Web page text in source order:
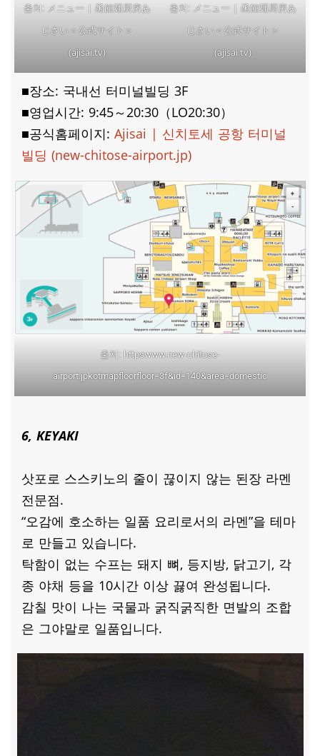
출처: メニュー | 函館麺厨房あ
じさい＜公式サイト＞
(ajisai.tv)
출처: メニュー | 函館麺厨房あ
じさい＜公式サイト＞
(ajisai.tv)
■장소: 국내선 터미널빌딩 3F
■영업시간: 9:45～20:30（LO20:30）
■공식홈페이지: Ajisai | 신치토세 공항 터미널
빌딩 (new-chitose-airport.jp)
출처: httpswww.new-chitose-
airport.jpkotmapfloorfloor=3f&id=140&area=domestic
6, KEYAKI
삿포로 스스키노의 줄이 끊이지 않는 된장 라멘
전문점.
“오감에 호소하는 일품 요리로서의 라멘”을 테마
로 만들고 있습니다.
탁함이 없는 수프는 돼지 뼈, 등지방, 닭고기, 각
종 야채 등을 10시간 이상 끓여 완성됩니다.
감칠 맛이 나는 국물과 굵직굵직한 면발의 조합
은 그야말로 일품입니다.